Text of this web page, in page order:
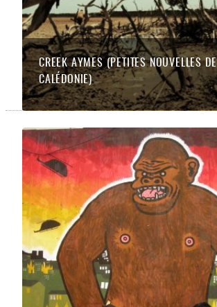
CREEK AYMES (PETITES NOUVELLES DE
CALÉDONIE)